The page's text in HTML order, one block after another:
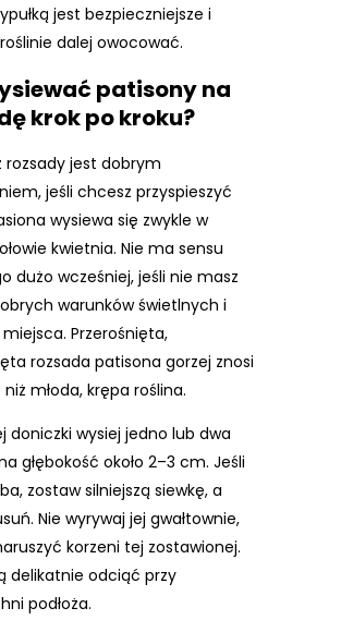
jest bezpieczniejsze i
dalej owocować.
patisony na
krok po kroku?
rozsady jest dobrym
jeśli chcesz przyspieszyć
wysiewa się zwykle w
kwietnia. Nie ma sensu
dużo wcześniej, jeśli nie masz
warunków świetlnych i
miejsca. Przerośnięta,
rozsada patisona gorzej znosi
młoda, krępa roślina.
doniczki wysiej jedno lub dwa
głębokość około 2–3 cm. Jeśli
zostaw silniejszą siewkę, a
Nie wyrywaj jej gwałtownie,
korzeni tej zostawionej.
delikatnie odciąć przy
podłoża.